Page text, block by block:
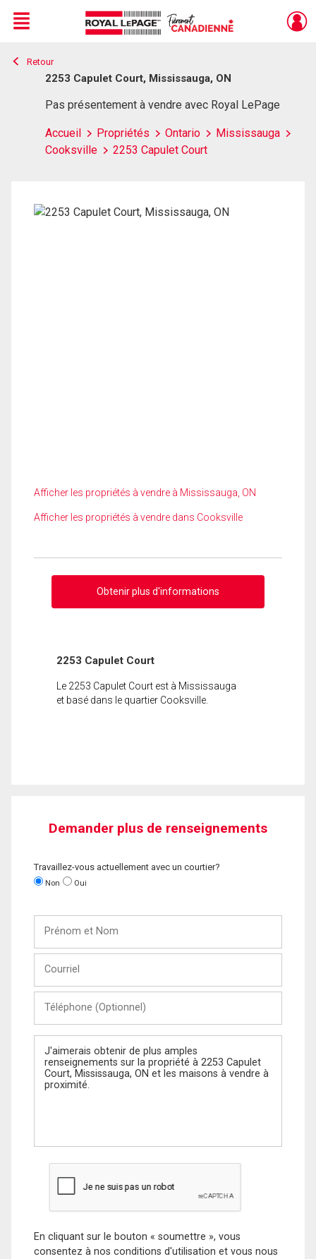
Live
En Direct
Menu
Retour
2253 Capulet Court, Mississauga, ON
Pas présentement à vendre avec Royal LePage
Accueil Propriétés Ontario
Mississauga
Cooksville
2253 Capulet Court
Afficher les propriétés à vendre à Mississauga, ON
Afficher les propriétés à vendre dans Cooksville
Obtenir plus d'informations
2253 Capulet Court
Le 2253 Capulet Court est à Mississauga
et basé dans le quartier Cooksville.
Demander plus de renseignements
Travaillez-vous actuellement avec un courtier?
Non Oui
Nom
(Optionnel)
Message
En cliquant sur le bouton « soumettre », vous
consentez à nos conditions d'utilisation et vous nous